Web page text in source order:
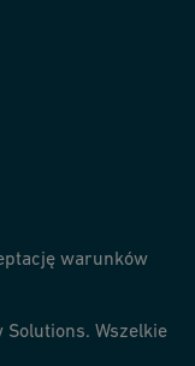
warunków
Wszelkie